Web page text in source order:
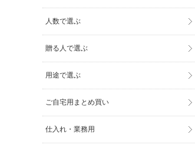
人数で選ぶ
贈る人で選ぶ
用途で選ぶ
ご自宅用まとめ買い
仕入れ・業務用